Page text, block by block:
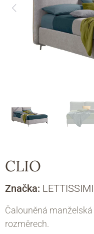
CLIO
Značka: LETTISSIMI
Čalouněná
rozměrech.